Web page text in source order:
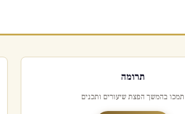
תרומה
תמכו בהמשך הפצת שיעורים ותכנים